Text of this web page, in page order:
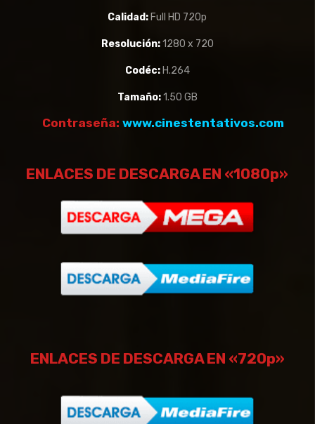
Calidad: Full HD 720p
Resolución:1280 x 720
Codéc: H.264
Tamaño:1.50 GB
Contraseña: www.cinestentativos.com
ENLACES DE DESCARGA EN «1080p»
ENLACES DE DESCARGA EN «720p»